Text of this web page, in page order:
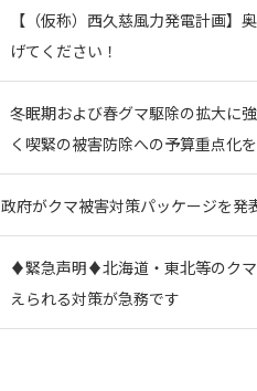
【（仮称）西久慈風力発電計画】
げてください！
冬眠期および春グマ駆除の拡大に
く喫緊の被害防除への予算重点化
政府がクマ被害対策パッケージを発
♦️緊急声明♦️北海道・東北等のク
えられる対策が急務です